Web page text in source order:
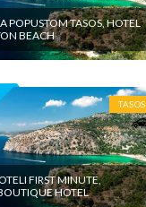
POPUSTOM TASOS, HOTEL
BEACH
TASOS
FIRST MINUTE,
HOTEL